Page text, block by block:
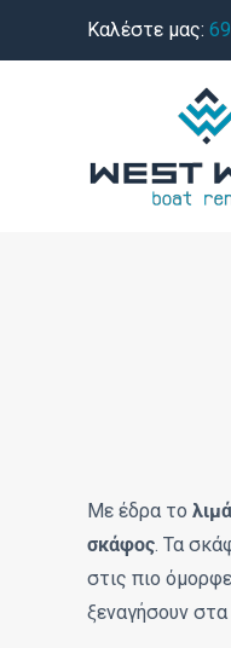
Καλέστε μας:
Με έδρα το
σκάφος. Τα
στις πιο
ξεναγήσουν στα